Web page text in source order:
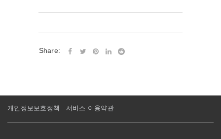
Share:
개인정보보호정책 서비스 이용약관